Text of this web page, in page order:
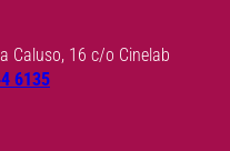
Caluso, 16 c/o Cinelab
6135